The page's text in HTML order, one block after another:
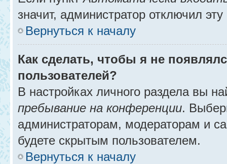
значит, администратор отключил
Вернуться к началу
Как сделать, чтобы я не
пользователей?
В настройках личного раздела вы
пребывание на конференции.
администраторам, модераторам и
будете скрытым пользователем.
Вернуться к началу